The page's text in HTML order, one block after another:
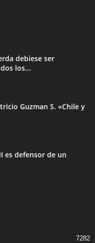
debiese ser
los...
Guzman S. «Chile y
es defensor de un
7282